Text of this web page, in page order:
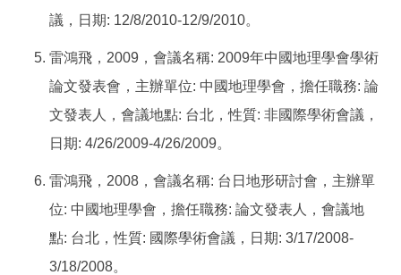
議，日期: 12/8/2010-12/9/2010。
雷鴻飛， 2009 ，會議名稱: 2009年中國地理學會學術
論文發表會，主辦單位: 中國地理學會，擔任職務: 論
文發表人，會議地點: 台北，性質: 非國際學術會議，
日期: 4/26/2009-4/26/2009。
雷鴻飛， 2008 ，會議名稱: 台日地形研討會，主辦單
位: 中國地理學會，擔任職務: 論文發表人，會議地
點: 台北，性質: 國際學術會議，日期: 3/17/2008-
3/18/2008。